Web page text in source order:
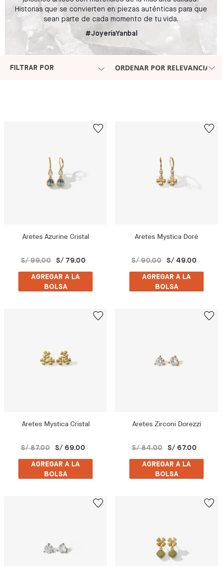
Historias que se convierten en piezas auténticas para que
sean parte de cada momento de tu vida.
#JoyeríaYanbal
FILTRAR POR ORDENAR POR RELEVANCIA
Aretes Azurine Cristal
S/ 99.00 S/ 79.00
AGREGAR A LA
BOLSA
Aretes Mystica Doré
S/ 90.00 S/ 49.00
AGREGAR A LA
BOLSA
Aretes Mystica Cristal
S/ 87.00 S/ 69.00
AGREGAR A LA
BOLSA
Aretes Zirconi Dorezzi
S/ 84.00 S/ 67.00
AGREGAR A LA
BOLSA